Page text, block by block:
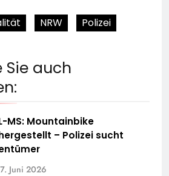
NRW Polizei
Sie auch
MS: Mountainbike
– Polizei sucht
Juni 2026